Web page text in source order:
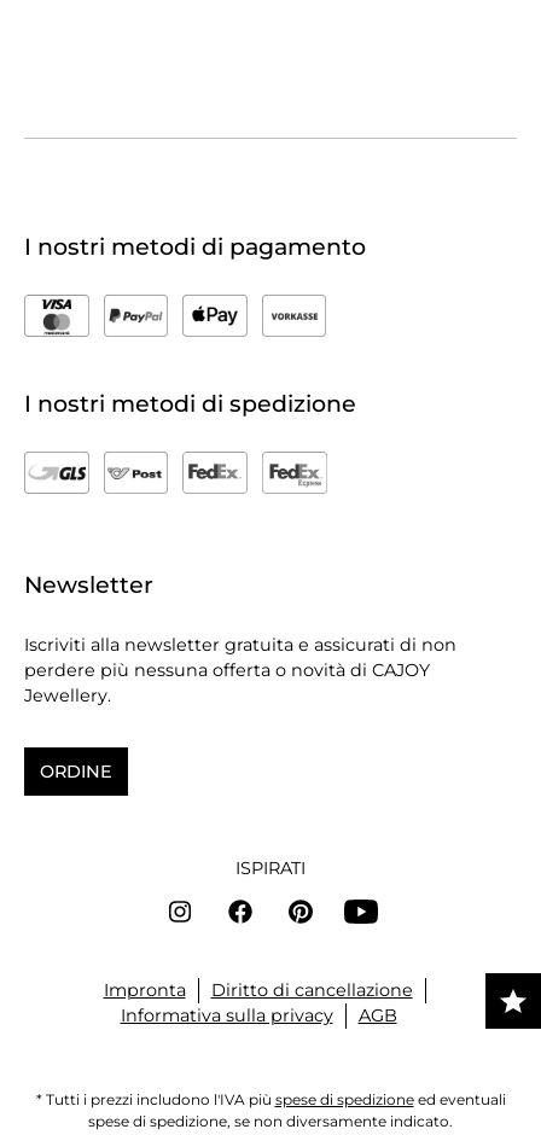
I nostri metodi di pagamento
I nostri metodi di spedizione
Newsletter
Iscriviti alla newsletter gratuita e assicurati di non
perdere più nessuna offerta o novità di CAJOY
Jewellery.
ORDINE
ISPIRATI
Impronta
Diritto di cancellazione
Informativa sulla privacy
AGB
* Tutti i prezzi includono l'IVA più spese di spedizioneed eventuali
spese di spedizione, se non diversamente indicato.